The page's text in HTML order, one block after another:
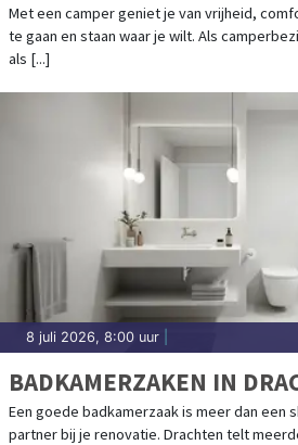
Met een camper geniet je van vrijheid,
te gaan en staan waar je wilt. Als
als [...]
8 juli 2026, 8:00 uur
BADKAMERZAKEN IN
Een goede badkamerzaak is meer dan een
partner bij je renovatie. Drachten telt